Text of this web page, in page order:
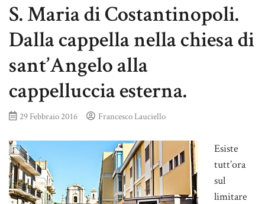
S. Maria di Costantinopoli.
Dalla cappella nella chiesa di
sant’Angelo alla
cappelluccia esterna.
29 Febbraio 2016 Francesco Lauciello
Esiste
tutt’ora
sul
limitare